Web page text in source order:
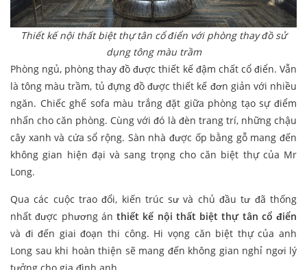
Thiết kế nội thất biệt thự tân cổ điển với phòng thay đồ sử
dụng tông màu trầm
Phòng ngủ, phòng thay đồ được thiết kế đậm chất cổ điển. Vẫn
là tông màu trầm, tủ đựng đồ được thiết kế đơn giản với nhiều
ngăn. Chiếc ghế sofa màu trắng đặt giữa phòng tạo sự điểm
nhấn cho căn phòng. Cùng với đó là đèn trang trí, những chậu
cây xanh và cứa sổ rộng. Sàn nhà được ốp bằng gỗ mang đến
không gian hiện đại và sang trọng cho căn biệt thự của Mr
Long.
Qua các cuộc trao đổi, kiến trúc sư và chủ đầu tư đã thống
nhất được phương án thiết kế nội thất biệt thự tân cổ điển
và đi đến giai đoạn thi công. Hi vọng căn biệt thự của anh
Long sau khi hoàn thiện sẽ mang đến không gian nghỉ ngơi lý